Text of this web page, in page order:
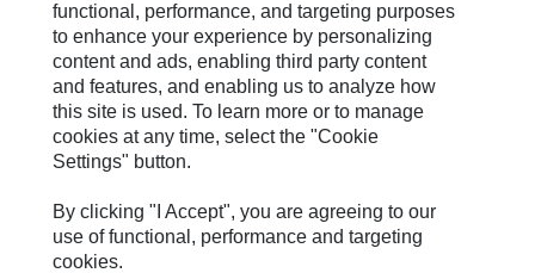
Nous Contacter
Plan Du Site
Cookie Settings
Mentions Légales
Confidentialité
Cat.com
functional, performance, and targeting purposes
to enhance your experience by personalizing
content and ads, enabling third party content
and features, and enabling us to analyze how
this site is used. To learn more or to manage
cookies at any time, select the "Cookie
Settings" button.
By clicking "I Accept", you are agreeing to our
use of functional, performance and targeting
cookies.